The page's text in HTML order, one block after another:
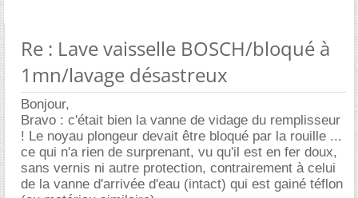
Re : Lave vaisselle BOSCH/bloqué à
1mn/lavage désastreux
Bonjour,
Bravo : c'était bien la vanne de vidage du remplisseur
! Le noyau plongeur devait être bloqué par la rouille ...
ce qui n'a rien de surprenant, vu qu'il est en fer doux,
sans vernis ni autre protection, contrairement à celui
de la vanne d'arrivée d'eau (intact) qui est gainé téflon